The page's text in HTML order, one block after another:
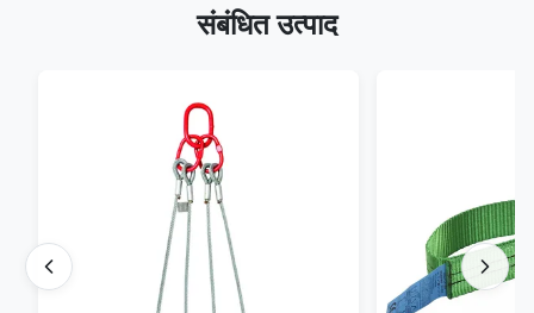
संबंधित उत्पाद